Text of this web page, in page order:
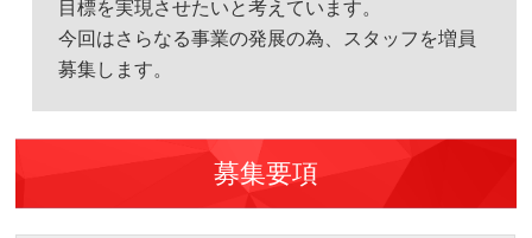
目標を実現させたいと考えています。
今回はさらなる事業の発展の為、スタッフを増員
募集します。
募集要項